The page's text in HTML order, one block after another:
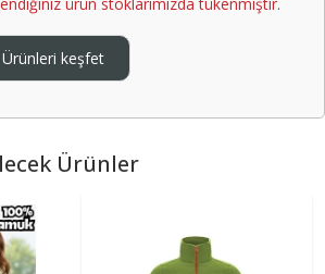
Ürünleri keşfet
Ürünler